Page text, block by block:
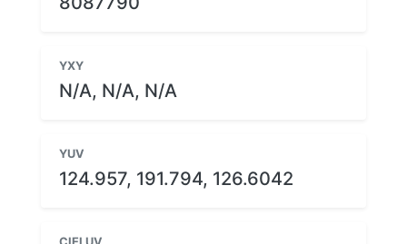
YXY
N/A, N/A, N/A
YUV
124.957, 191.794, 126.6042
CIELUV